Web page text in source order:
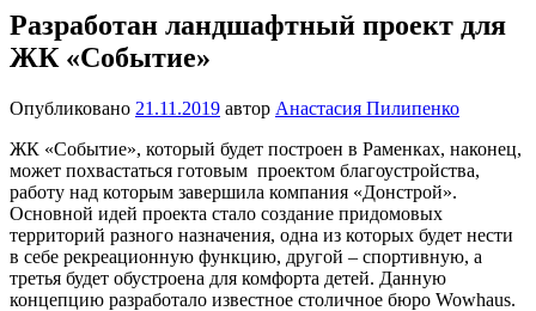
Разработан ландшафтный проект для
ЖК «Событие»
Опубликовано 21.11.2019 автор Анастасия Пилипенко
ЖК «Событие», который будет построен в Раменках, наконец,
может похвастаться готовым проектом благоустройства,
работу над которым завершила компания «Донстрой».
Основной идей проекта стало создание придомовых
территорий разного назначения, одна из которых будет нести
в себе рекреационную функцию, другой – спортивную, а
третья будет обустроена для комфорта детей. Данную
концепцию разработало известное столичное бюро Wowhaus.